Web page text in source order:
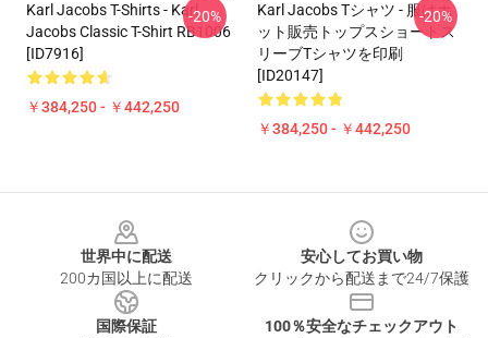
Karl Jacobs T-Shirts - Karl
Jacobs Classic T-Shirt RB1006
[ID7916]
￥384,250 - ￥442,250
-20%
Karl Jacobs Tシャツ - 服はホ
ット販売トップスショートス
リーブTシャツを印刷
[ID20147]
￥384,250 - ￥442,250
-20%
世界中に配送
200カ国以上に配送
安心してお買い物
クリックから配送まで24/7保護
国際保証
100％安全なチェックアウト